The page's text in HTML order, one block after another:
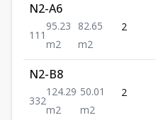
N2-A6
1 1 1
95.23
m2
82.65
m2
2
N2-B8
332
124.29
m2
50.01
m2
2